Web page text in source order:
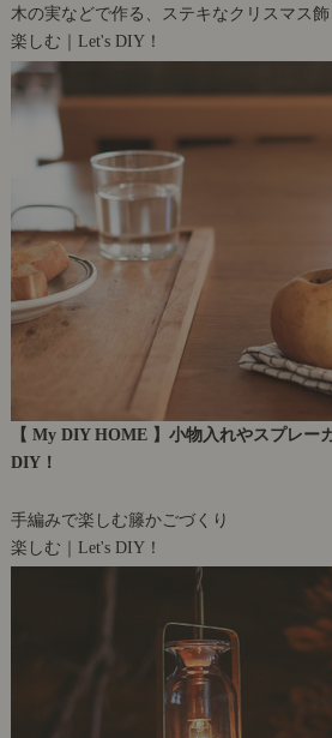
木の実などで作る、ステキなクリスマス飾
楽しむ｜Let's DIY！
【 My DIY HOME 】小物入れやスプレー
DIY！
手編みで楽しむ籐かごづくり
楽しむ｜Let's DIY！